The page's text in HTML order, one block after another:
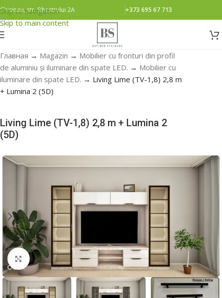
Skip to navigation
Skip to main content
Chisinau, str. Sihastrului 2A +373 695 67 713
Главная → Magazin → Mobilier cu fronturi din profil
de aluminiu și iluminare din spate LED. → Mobilier cu
iluminare din spate LED. → Living Lime (TV-1,8) 2,8 m
+ Lumina 2 (5D)
Living Lime (TV-1,8) 2,8 m + Lumina 2
(5D)
Faceți click pentru a mări